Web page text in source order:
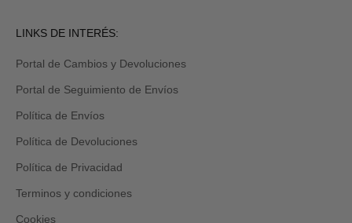
Revisa
carpeta
de
promociones
spam.
LINKS DE INTERÉS:
Portal de Cambios y Devoluciones
Portal de Seguimiento de Envíos
Política de Envíos
Política de Devoluciones
Política de Privacidad
Terminos y condiciones
Cookies